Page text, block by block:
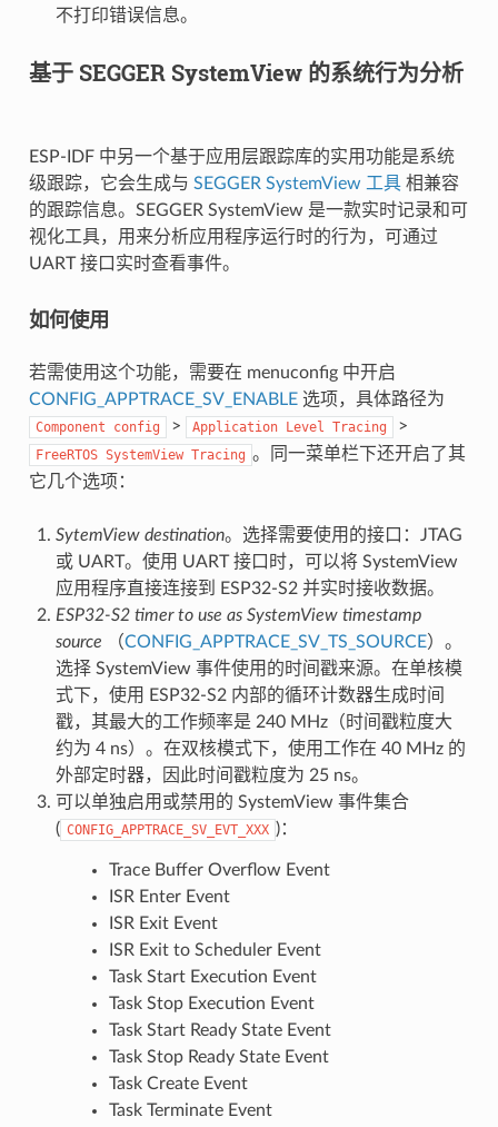
不打印错误信息。
基于 SEGGER SystemView 的系统行为分析
ESP-IDF 中另一个基于应用层跟踪库的实用功能是系统
级跟踪，它会生成与 SEGGER SystemView 工具相兼容
的跟踪信息。SEGGER SystemView 是一款实时记录和可
视化工具，用来分析应用程序运行时的行为，可通过
UART 接口实时查看事件。
如何使用
若需使用这个功能，需要在 menuconfig 中开启
CONFIG_APPTRACE_SV_ENABLE选项，具体路径为
Component config > Application Level Tracing >
FreeRTOS SystemView Tracing 。同一菜单栏下还开启了其
它几个选项：
SytemView destination。选择需要使用的接口：JTAG
或 UART。使用 UART 接口时，可以将 SystemView
应用程序直接连接到 ESP32-S2 并实时接收数据。
ESP32-S2 timer to use as SystemView timestamp
source （CONFIG_APPTRACE_SV_TS_SOURCE）。
选择 SystemView 事件使用的时间戳来源。在单核模
式下，使用 ESP32-S2 内部的循环计数器生成时间
戳，其最大的工作频率是 240 MHz（时间戳粒度大
约为 4 ns）。在双核模式下，使用工作在 40 MHz 的
外部定时器，因此时间戳粒度为 25 ns。
可以单独启用或禁用的 SystemView 事件集合
( CONFIG_APPTRACE_SV_EVT_XXX )：
Trace Buffer Overflow Event
ISR Enter Event
ISR Exit Event
ISR Exit to Scheduler Event
Task Start Execution Event
Task Stop Execution Event
Task Start Ready State Event
Task Stop Ready State Event
Task Create Event
Task Terminate Event